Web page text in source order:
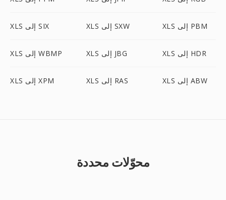
XLS إلى SIX XLS إلى SXW XLS إلى PBM
XLS إلى WBMP XLS إلى JBG XLS إلى HDR
XLS إلى XPM XLS إلى RAS XLS إلى ABW
محوّلات محددة